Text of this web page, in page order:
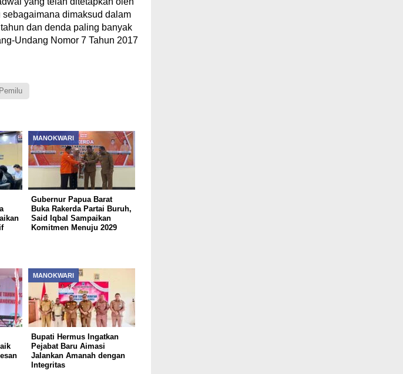
dimaksud dalam
dan denda paling banyak
Undang Nomor 7 Tahun 2017
MANOKWARI
Gubernur Papua Barat
Buka Rakerda Partai Buruh,
Said Iqbal Sampaikan
Komitmen Menuju 2029
MANOKWARI
Bupati Hermus Ingatkan
Pejabat Baru Aimasi
Jalankan Amanah dengan
Integritas